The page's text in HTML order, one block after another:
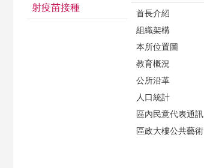
射疫苗接種
首長介紹
組織架構
本所位置圖
教育概況
公所沿革
人口統計
區內民意代表通訊
區政大樓公共藝術